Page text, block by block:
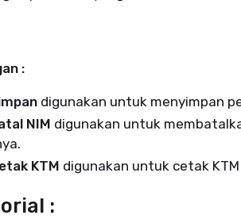
:
digunakan untuk menyimpan
NIM digunakan untuk
KTM digunakan untuk cetak
: